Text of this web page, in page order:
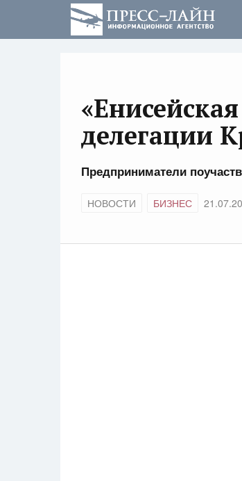
делегации
Предприниматели
НОВОСТИ БИЗНЕС